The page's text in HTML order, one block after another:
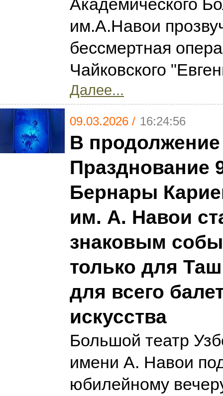
Академического
им.А.Навои
бессмертная
Чайковского
Далее...
09.03.2026 / 16:24:56
В
Празднование
Бернары
им. А. Навои
знаковым
только для
для всего
искусства
Большой театр
имени А. Навои
юбилейному